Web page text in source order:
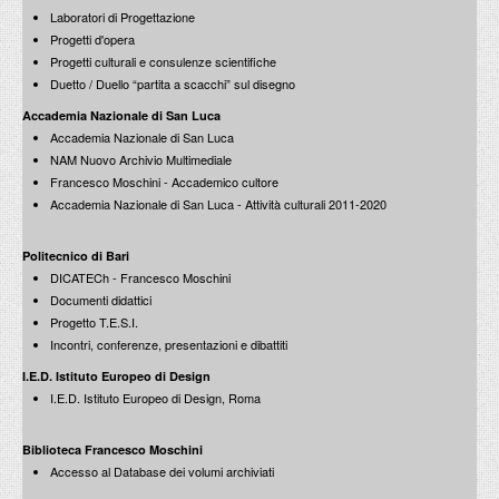
Caravaggio (Michelangelo Merisi) e Andrea Pazienza
Le affinità elettive: di Francesco Moschini
2 Agosto 2008
Andrea Pazienza
Andrea Pazienza
vent'anni dopo
29 giugno 2008
Lectio Magistralis all'interno di Progetto T.E.S.I.
22 Ottobre 2008
Franco Purini
Lectio Magistralis all'interno di Progetto T.E.S.I.
26 Settembre 2008
Luciano Canfora
9 Giugno 2008
Cerreto Sannita - Laboratorio di Progettazione '88
Mostra riassuntiva
26 Febbraio 1990
Laboratori di Progettazione
Progetti d'opera
Progetti culturali e consulenze scientifiche
Duetto / Duello “partita a scacchi” sul disegno
Accademia Nazionale di San Luca
Accademia Nazionale di San Luca
NAM Nuovo Archivio Multimediale
Francesco Moschini - Accademico cultore
Accademia Nazionale di San Luca - Attività culturali 2011-2020
Politecnico di Bari
DICATECh - Francesco Moschini
Documenti didattici
Progetto T.E.S.I.
Incontri, conferenze, presentazioni e dibattiti
I.E.D. Istituto Europeo di Design
I.E.D. Istituto Europeo di Design, Roma
Biblioteca Francesco Moschini
Accesso al Database dei volumi archiviati